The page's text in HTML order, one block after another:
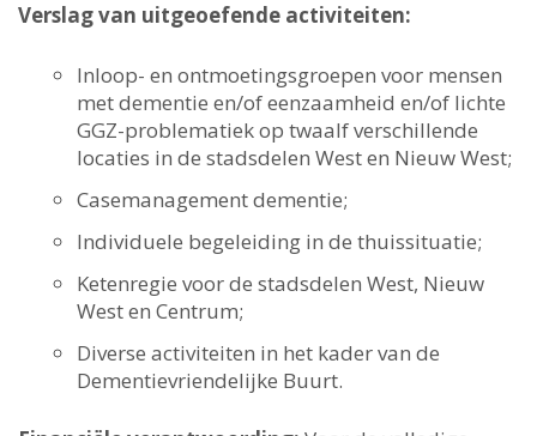
Verslag van uitgeoefende activiteiten:
Inloop- en ontmoetingsgroepen voor mensen
met dementie en/of eenzaamheid en/of lichte
GGZ-problematiek op twaalf verschillende
locaties in de stadsdelen West en Nieuw West;
Casemanagement dementie;
Individuele begeleiding in de thuissituatie;
Ketenregie voor de stadsdelen West, Nieuw
West en Centrum;
Diverse activiteiten in het kader van de
Dementievriendelijke Buurt.